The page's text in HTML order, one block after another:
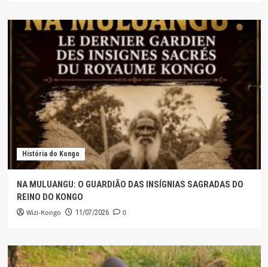
História do Kongo
NA MULUANGU: O GUARDIÃO DAS INSÍGNIAS SAGRADAS DO
REINO DO KONGO
Wizi-Kongo 11/07/2026 0